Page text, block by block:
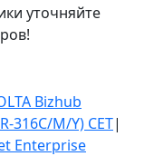
уточняйте
Bizhub
316C/M/Y) CET|
Enterprise